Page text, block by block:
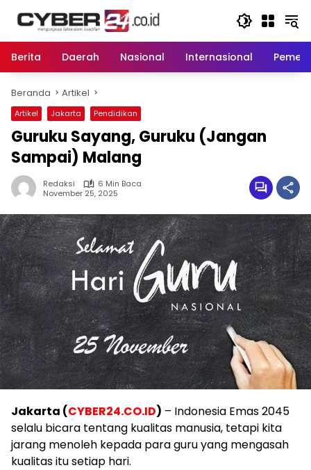
Berita
Daerah Nasional Internasional
Beranda Artikel
Artikel Jakarta Pendidikan
Guruku Sayang, Guruku (Jangan
Sampai) Malang
Redaksi
6 Min Baca
November 25, 2025
Jakarta (CYBER24.CO.ID) – Indonesia Emas 2045
selalu bicara tentang kualitas manusia, tetapi kita
jarang menoleh kepada para guru yang mengasah
kualitas itu setiap hari.